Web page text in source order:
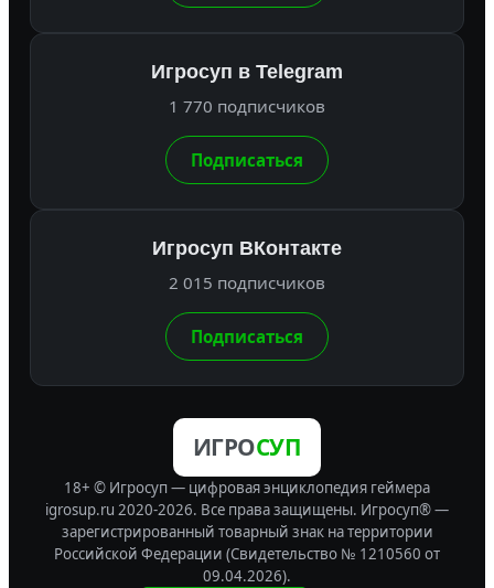
Игросуп в Telegram
1 770 подписчиков
Подписаться
Игросуп ВКонтакте
2 015 подписчиков
Подписаться
ИГРОСУП
18+ © Игросуп — цифровая энциклопедия геймера
igrosup.ru 2020-2026. Все права защищены. Игросуп® —
зарегистрированный товарный знак на территории
Российской Федерации (Свидетельство № 1210560 от
09.04.2026).